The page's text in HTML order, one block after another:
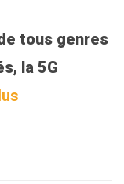
tous genres
la 5G